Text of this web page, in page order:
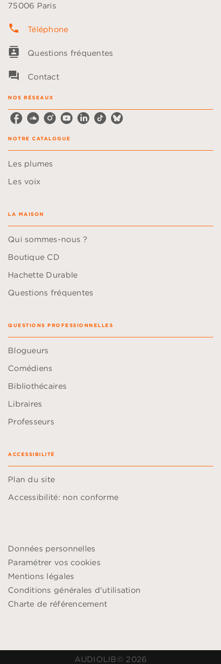
75006 Paris
phone Téléphone
contacts Questions fréquentes
question_answer Contact
NOS RÉSEAUX
NOTRE CATALOGUE
Les plumes
Les voix
LA MAISON
Qui sommes-nous ?
Boutique CD
Hachette Durable
Questions fréquentes
QUESTIONS PROFESSIONNELLES
Blogueurs
Comédiens
Bibliothécaires
Libraires
Professeurs
ACCESSIBILITÉ
Plan du site
Accessibilité: non conforme
Données personnelles
Paramétrer vos cookies
Mentions légales
Conditions générales d'utilisation
Charte de référencement
AUDIOLIB© 2026